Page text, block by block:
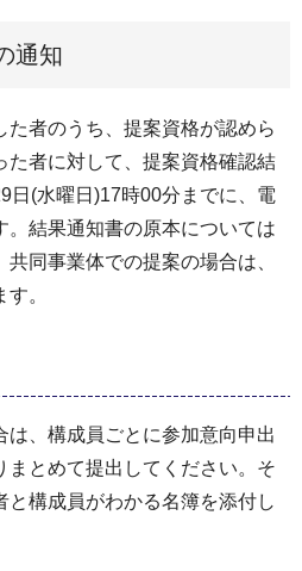
通知
者のうち、提案資格が認めら
た者に対して、提案資格確認結
日(水曜日)17時00分までに、電
。結果通知書の原本については
同事業体での提案の場合は、
。
、構成員ごとに参加意向申出
まとめて提出してください。そ
構成員がわかる名簿を添付し